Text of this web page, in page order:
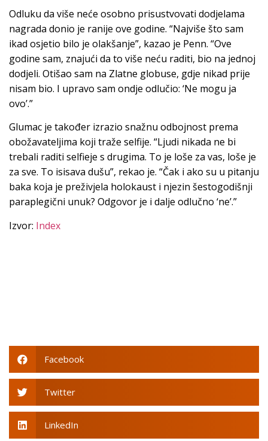
Odluku da više neće osobno prisustvovati dodjelama
nagrada donio je ranije ove godine. “Najviše što sam
ikad osjetio bilo je olakšanje”, kazao je Penn. “Ove
godine sam, znajući da to više neću raditi, bio na jednoj
dodjeli. Otišao sam na Zlatne globuse, gdje nikad prije
nisam bio. I upravo sam ondje odlučio: ‘Ne mogu ja
ovo’.”
Glumac je također izrazio snažnu odbojnost prema
obožavateljima koji traže selfije. “Ljudi nikada ne bi
trebali raditi selfieje s drugima. To je loše za vas, loše je
za sve. To isisava dušu”, rekao je. “Čak i ako su u pitanju
baka koja je preživjela holokaust i njezin šestogodišnji
paraplegični unuk? Odgovor je i dalje odlučno ‘ne’.”
Izvor: Index
Facebook
Twitter
LinkedIn